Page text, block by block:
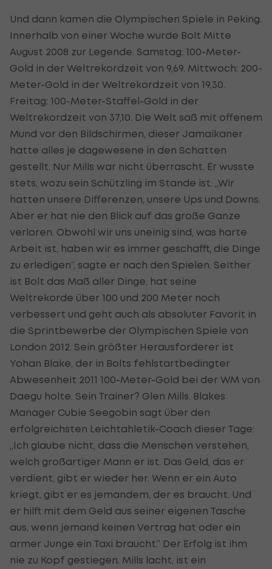
Und dann kamen die Olympischen Spiele in Peking.
Innerhalb von einer Woche wurde Bolt Mitte
August 2008 zur Legende. Samstag: 100-Meter-
Gold in der Weltrekordzeit von 9,69. Mittwoch: 200-
Meter-Gold in der Weltrekordzeit von 19,30.
Freitag: 100-Meter-Staffel-Gold in der
Weltrekordzeit von 37,10. Die Welt saß mit offenem
Mund vor den Bildschirmen, dieser Jamaikaner
hatte alles je dagewesene in den Schatten
gestellt. Nur Mills war nicht überrascht. Er wusste
stets, wozu sein Schützling im Stande ist. „Wir
hatten unsere Differenzen, unsere Ups und Downs.
Aber er hat nie den Blick auf das große Ganze
verloren. Obwohl wir uns uneinig sind, was harte
Arbeit ist, haben wir es immer geschafft, die Dinge
zu erledigen“, sagte er nach den Spielen. Seither
ist Bolt das Maß aller Dinge, hat seine
Weltrekorde über 100 und 200 Meter noch
verbessert und geht auch als absoluter Favorit in
die Sprintbewerbe der Olympischen Spiele von
London 2012. Sein größter Herausforderer ist
Yohan Blake, der in Bolts fehlstartbedingter
Abwesenheit 2011 100-Meter-Gold bei der WM von
Daegu holte. Sein Trainer? Glen Mills. Blakes
Manager Cubie Seegobin sagt über den
erfolgreichsten Leichtahletik-Coach dieser Tage:
„Ich glaube nicht, dass die Menschen verstehen,
welch großartiger Mann er ist. Das Geld, das er
verdient, gibt er wieder her. Wenn er ein Auto
kriegt, gibt er es jemandem, der es braucht. Und
er hilft mit dem Geld aus seiner eigenen Tasche
aus, wenn jemand keinen Vertrag hat oder ein
armer Junge ein Taxi braucht.“ Der Erfolg ist ihm
nie zu Kopf gestiegen. Mills lacht, ist ein